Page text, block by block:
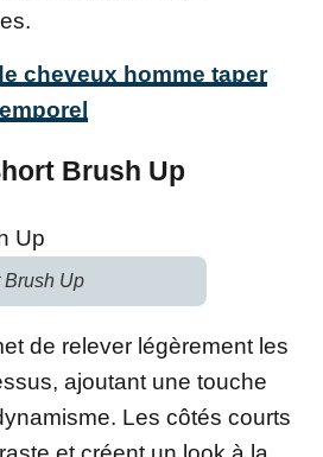
cheveux homme taper
Brush Up
Brush Up
de relever légèrement les
ajoutant une touche
Les côtés courts